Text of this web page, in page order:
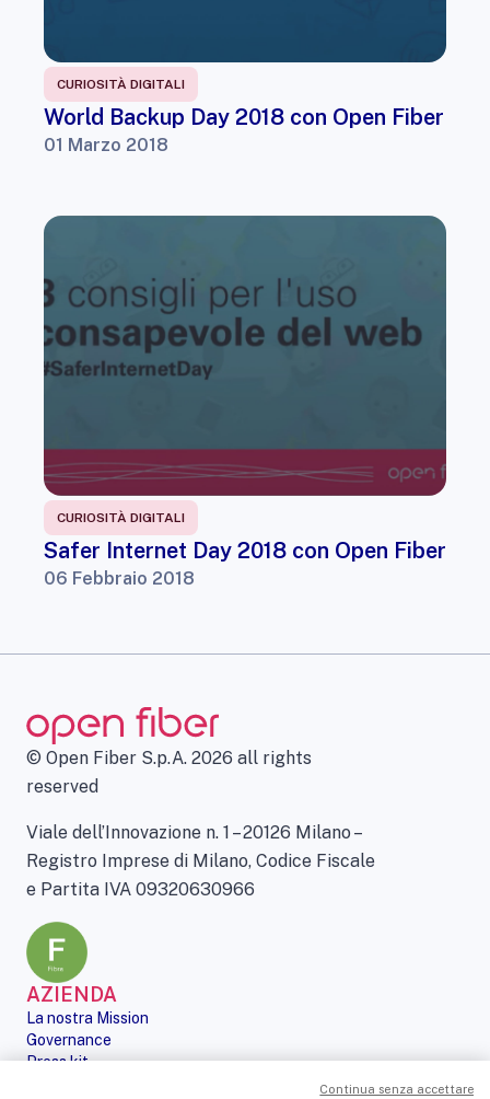
CURIOSITÀ DIGITALI
World Backup Day 2018 con Open Fiber
01 Marzo 2018
CURIOSITÀ DIGITALI
Safer Internet Day 2018 con Open Fiber
06 Febbraio 2018
© Open Fiber S.p.A. 2026 all rights
reserved
Viale dell’Innovazione n. 1 – 20126 Milano –
Registro Imprese di Milano, Codice Fiscale
e Partita IVA 09320630966
AZIENDA
La nostra Mission
Governance
Press kit
Continua senza accettare